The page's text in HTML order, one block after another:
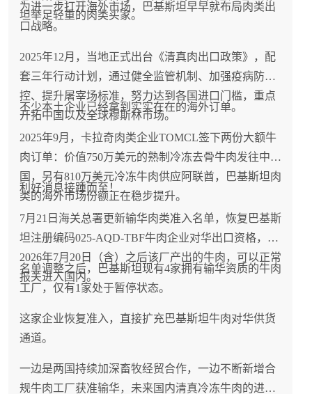
坦举足轻重的肉类买家。
为进一步打开海外市场，巴基斯坦早早就布局肉类出
口战略。
2025年12月，当地正式出台《清真肉出口政策》，配
套三年行动计划，通过健全监管机制、加强疫病防
控、提升屠宰场标准，努力达到各国进口门槛，重点
开拓中国以及全球穆斯林市场。
不少本土企业已经拿到实实在在的海外订单。
2025年9月，卡拉奇肉类企业TOMCL签下两份大额牛
肉订单：价值750万美元的熟制冷冻去骨牛肉发往中
国，另有810万美元冷冻牛肉供应阿联酋，巴基斯坦肉
类的海外市场份额正在稳步提升。
利好消息接踵而至！
7月21日海关总署更新输华肉类准入名单，恢复巴基斯
坦注册编码025-AQD-TBF牛肉企业对华出口资格，
2026年7月20日（含）之后该厂产出的牛肉，可以正常
报关进入国内。
名单调整之后，巴基斯坦现有4家拥有输华资质的牛肉
工厂，仅有1家处于暂停状态。
这家企业恢复准入，直接扩充巴基斯坦牛肉对华供货
通道。
一边是两国持续加深畜牧经贸合作，一边不断新增合
规牛肉工厂获准输华，未来国内清真冷冻牛肉的进口